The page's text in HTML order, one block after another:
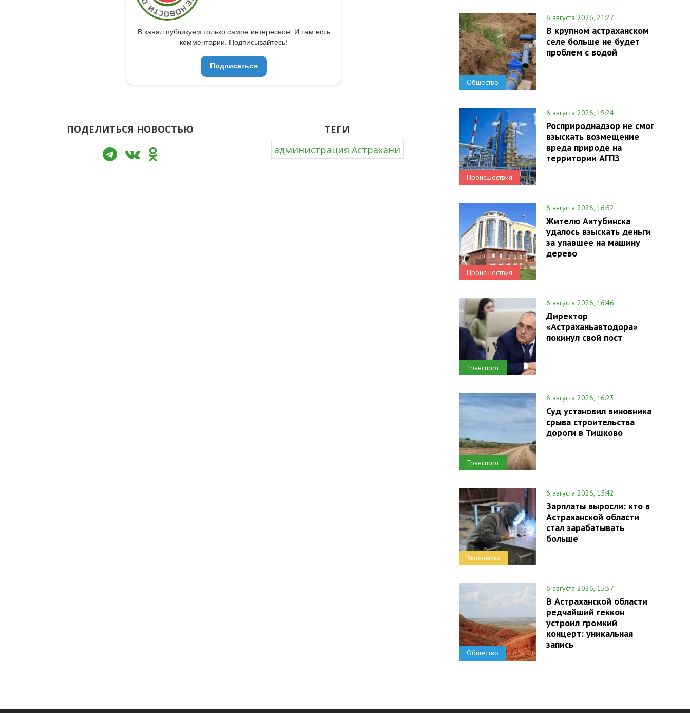
В канал публикуем только самое интересное. И там есть
комментарии. Подписывайтесь!
Подписаться
ПОДЕЛИТЬСЯ НОВОСТЬЮ
ТЕГИ
администрация Астрахани
Общество
6 августа 2026, 21:27
В крупном астраханском
селе больше не будет
проблем с водой
Происшествия
6 августа 2026, 19:24
Росприроднадзор не смог
взыскать возмещение
вреда природе на
территории АГПЗ
Происшествия
6 августа 2026, 16:52
Жителю Ахтубинска
удалось взыскать деньги
за упавшее на машину
дерево
Транспорт
6 августа 2026, 16:46
Директор
«Астраханьавтодора»
покинул свой пост
Транспорт
6 августа 2026, 16:23
Суд установил виновника
срыва строительства
дороги в Тишково
Экономика
6 августа 2026, 15:42
Зарплаты выросли: кто в
Астраханской области
стал зарабатывать
больше
Общество
6 августа 2026, 15:37
В Астраханской области
редчайший геккон
устроил громкий
концерт: уникальная
запись